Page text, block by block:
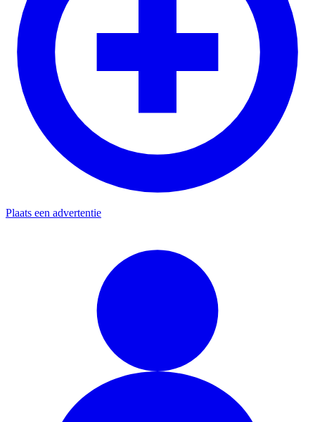
Plaats een advertentie